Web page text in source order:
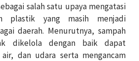
salah satu upaya mengatasi
plastik yang masih menjadi
daerah. Menurutnya, sampah
dikelola dengan baik dapat
dan udara serta mengancam